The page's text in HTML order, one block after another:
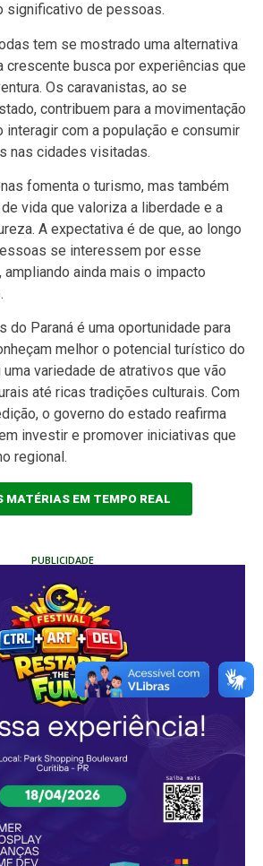
significativo de pessoas.
tem se mostrado uma alternativa
crescente busca por experiências que
Os caravanistas, ao se
contribuem para a movimentação
interagir com a população e consumir
nas cidades visitadas.
fomenta o turismo, mas também
vida que valoriza a liberdade e a
A expectativa é de que, ao longo
se interessem por esse
ainda mais o impacto
do Paraná é uma oportunidade para
melhor o potencial turístico do
variedade de atrativos que vão
até ricas tradições culturais. Com
o governo do estado reafirma
investir e promover iniciativas que
regional.
MATÉRIAS EM TEMPO REAL
PUBLICIDADE